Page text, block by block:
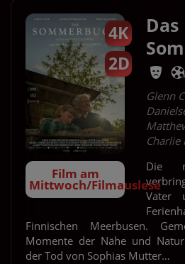
4K
2D
Film am
Mittwoch/Filmauslese
Das
Glenn
Charlie
Die
Vater
Finnischen Meerbusen.
Momente der Nähe und
der Tod von Sophias Mutter…